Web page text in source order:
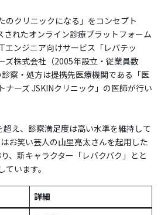
のクリニックになる」をコンセプト
されたオンライン診療プラットフォーム
エンジニア向けサービス「レバテッ
ズ株式会社（2005年設立・従業員数
察・処方は提携先医療機関である「医
ナーズ JSKINクリニック」の医師が行い
え、診察満足度は高い水準を維持して
お笑い芸人の山里亮太さんを起用した
、新キャラクター「レバクバク」とと
います。
詳細